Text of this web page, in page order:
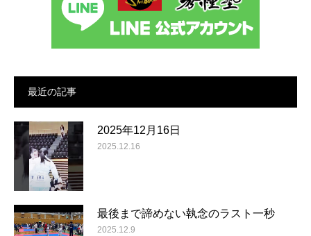
最近の記事
2025年12月16日
2025.12.16
最後まで諦めない執念のラスト一秒
2025.12.9